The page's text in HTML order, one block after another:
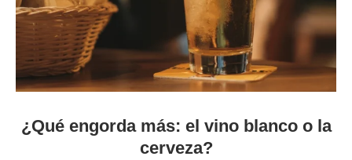
¿Qué engorda más: el vino blanco o la
cerveza?